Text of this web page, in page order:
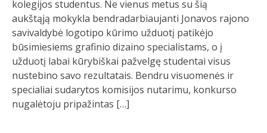
kolegijos studentus. Ne vienus metus su šią
aukštąją mokykla bendradarbiaujanti Jonavos rajono
savivaldybė logotipo kūrimo užduotį patikėjo
būsimiesiems grafinio dizaino specialistams, o į
užduotį labai kūrybiškai pažvelgę studentai visus
nustebino savo rezultatais. Bendru visuomenės ir
specialiai sudarytos komisijos nutarimu, konkurso
nugalėtoju pripažintas […]